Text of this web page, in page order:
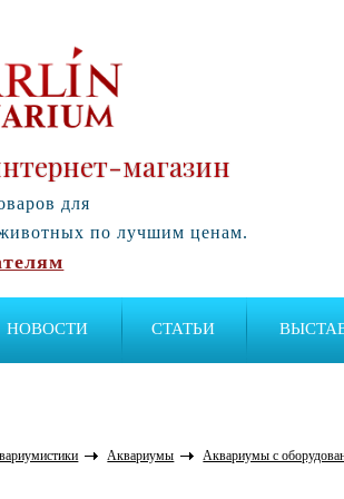
магазин
для
по лучшим ценам.
НОВОСТИ СТАТЬИ
Аквариумы Аквариумы с